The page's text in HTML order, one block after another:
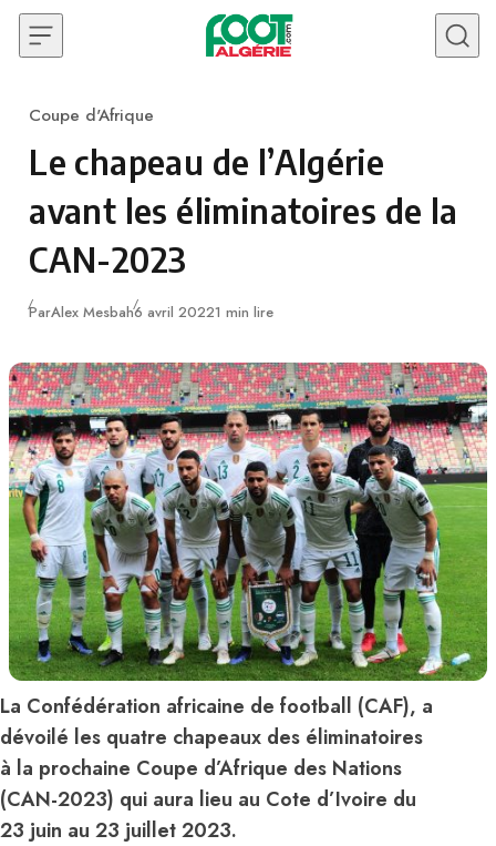
Skip to content
Category
Coupe d'Afrique
Le chapeau de l’Algérie
avant les éliminatoires de la
CAN-2023
ParAlex MesbahPublié
6 avril 20221 min lire
La Confédération africaine de football (CAF), a
dévoilé les quatre chapeaux des éliminatoires
à la prochaine Coupe d’Afrique des Nations
(CAN-2023) qui aura lieu au Cote d’Ivoire du
23 juin au 23 juillet 2023.